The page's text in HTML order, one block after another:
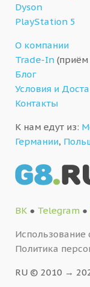
Dyson
PlayStation 5
О компании
Trade-In
Блог
Условия и
Контакты
К нам едут из:
Германии,
ВК ● Telegram ●
Использование
Политика
RU © 2010 →